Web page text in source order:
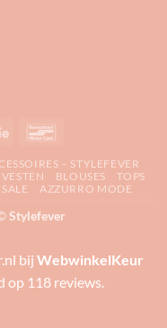
Mollie
– STYLEFEVER
BLOUSES
TOPS
SALE AZZURRO MODE
Stylefever
bij WebwinkelKeur
op 118 reviews.